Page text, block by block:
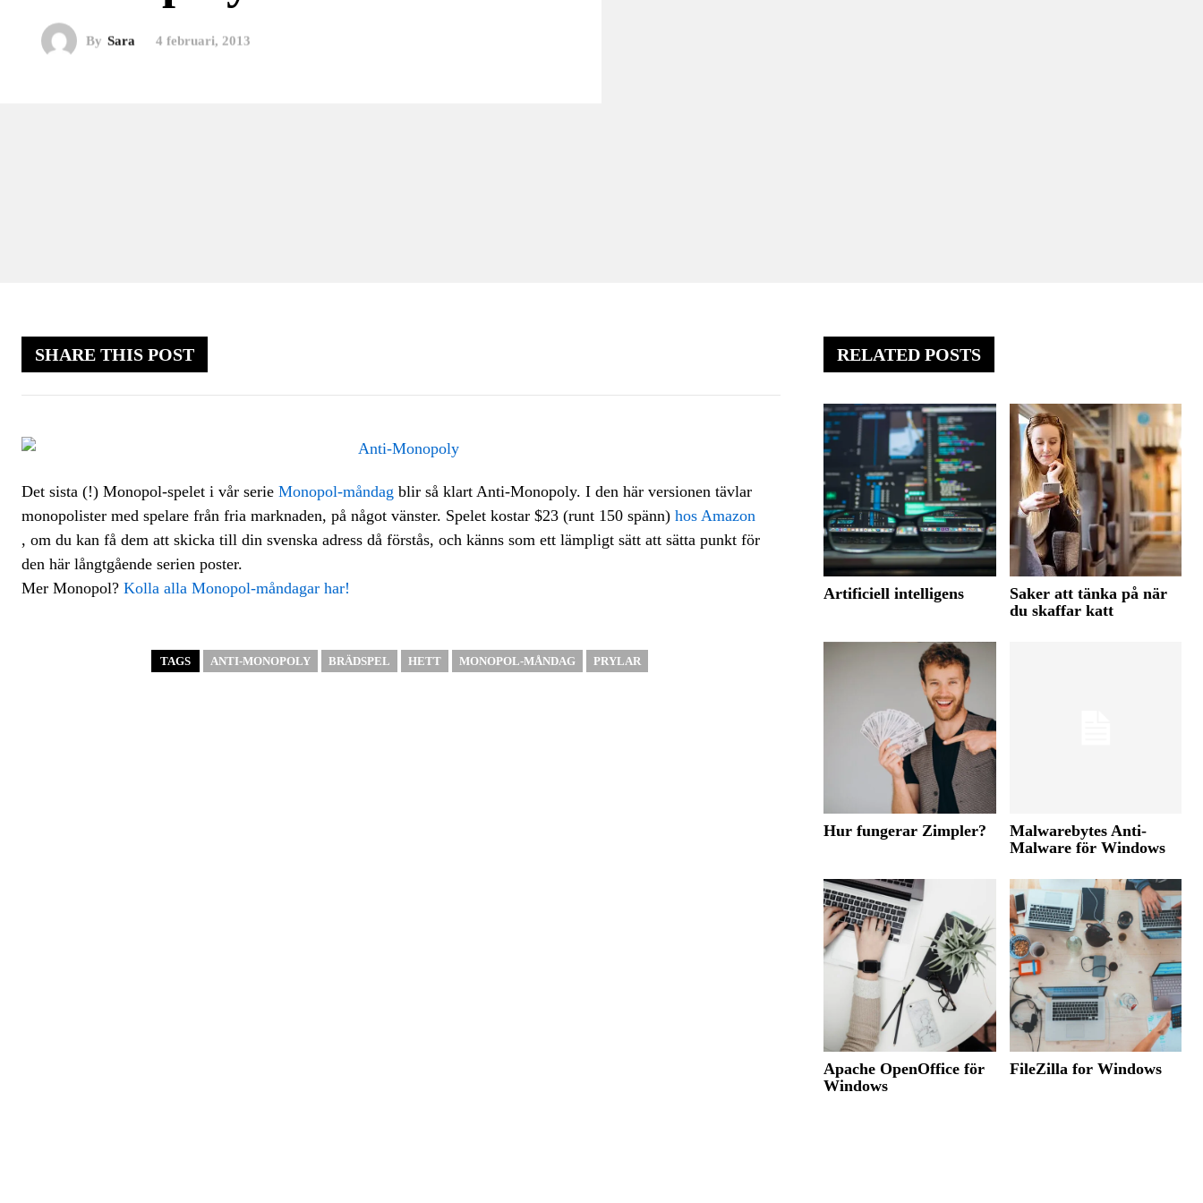
By Sara 4 februari, 2013
SHARE THIS POST
Det sista (!) Monopol-spelet i vår serie Monopol-måndag blir så klart Anti-Monopoly. I den här versionen tävlar
monopolister med spelare från fria marknaden, på något vänster. Spelet kostar $23 (runt 150 spänn) hos Amazon
, om du kan få dem att skicka till din svenska adress då förstås, och känns som ett lämpligt sätt att sätta punkt för
den här långtgående serien poster.
Mer Monopol? Kolla alla Monopol-måndagar har!
TAGS ANTI-MONOPOLY BRÄDSPEL HETT MONOPOL-MÅNDAG PRYLAR
RELATED POSTS
Artificiell intelligens
Saker att tänka på när
du skaffar katt
Hur fungerar Zimpler?
Malwarebytes Anti-
Malware för Windows
Apache OpenOffice för
Windows
FileZilla for Windows